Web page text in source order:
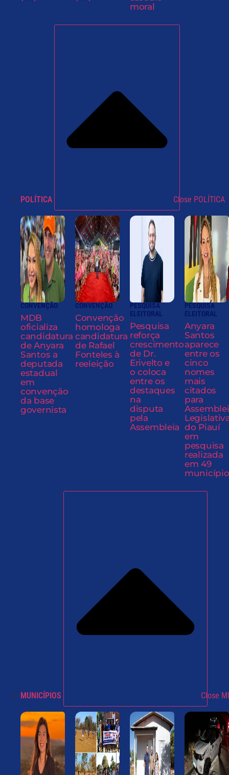
moral
POLÍTICA Close POLÍTICA
CONVENÇÃO
MDB
oficializa
candidatura
de Anyara
Santos a
deputada
estadual
em
convenção
da base
governista
CONVENÇÃO
Convenção
homologa
candidatura
de Rafael
Fonteles à
reeleição
PESQUISA
ELEITORAL
Pesquisa
reforça
crescimento
de Dr.
Erivelto e
o coloca
entre os
destaques
na
disputa
pela
Assembleia
PESQUISA
ELEITORAL
Anyara
Santos
aparece
entre os
cinco
nomes
mais
citados
para
do Piauí
em
pesquisa
realizada
em 49
MUNICÍPIOS Close